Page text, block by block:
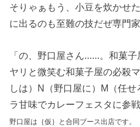
そりゃぁもう、小豆を炊かせ
に出るのも至難の技だぜ専門家
「の、野口屋さん……。和菓
ヤリと微笑む和菓子屋の必殺
しは）N（野口屋に）M（任
ラ甘味でカレーフェスタに参戦
野口屋は｛仮｝と合同ブース出店です。